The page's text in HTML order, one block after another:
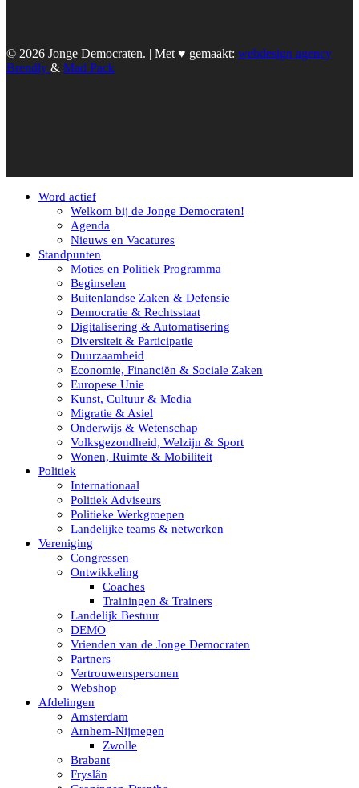
© 2026 Jonge Democraten. | Met ♥︎ gemaakt: webdesign agency
Brendly & Mad Pack
Word actief
Welkom bij de Jonge Democraten!
Agenda
Nieuws en Vacatures
Standpunten
Moties en Politiek Programma
Beginselen
Buitenlandse Zaken & Defensie
Democratie & Rechtsstaat
Digitalisering & Automatisering
Diversiteit & Participatie
Duurzaamheid
Economie, Financiën & Sociale Zaken
Europese Unie
Kunst, Cultuur & Media
Migratie & Asiel
Onderwijs & Wetenschap
Volksgezondheid, Welzijn & Sport
Wonen, Ruimte & Mobiliteit
Politiek
Internationaal
Politiek Adviseurs
Politieke Werkgroepen
Landelijke teams & netwerken
Vereniging
Congressen
Ontwikkeling
Coaches
Trainingen & Trainers
Landelijk Bestuur
DEMO
Vrienden van de Jonge Democraten
Partners
Vertrouwenspersonen
Webshop
Afdelingen
Amsterdam
Arnhem-Nijmegen
Zwolle
Brabant
Fryslân